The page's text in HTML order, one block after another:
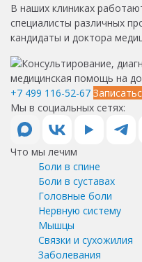
В наших клиниках
специалисты различных
кандидаты и доктора
+7 499 116-52-67
Мы в социальных сетях:
Что мы лечим
Боли в спине
Боли в суставах
Головные боли
Нервную систему
Мышцы
Связки и сухожилия
Заболевания